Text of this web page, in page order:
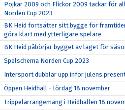
Pojkar 2009 och Flickor 2009 tackar för
Norden Cup 2023
BK Heid fortsätter sitt bygge för
göra klart med ytterligare spelare.
BK Heid påbörjar bygget av laget för
Spelschema Norden Cup 2023
Intersport dubblar upp inför julens
Öppen Heidhall - lördag 18 november
Trippelarrangemang i Heidhallen 18